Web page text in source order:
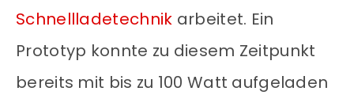
Schnellladetechnik arbeitet. Ein
Prototyp konnte zu diesem Zeitpunkt
bereits mit bis zu 100 Watt aufgeladen